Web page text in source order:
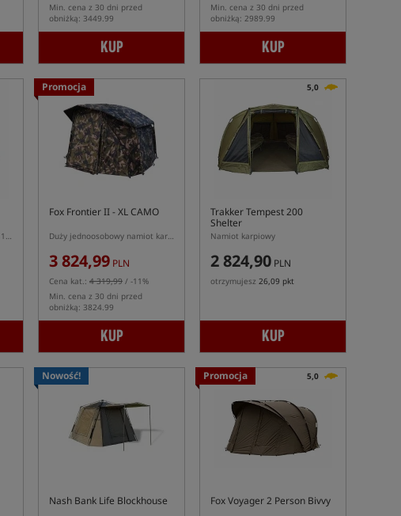
Min. cena z 30 dni przed
obniżką: 3449.99
KUP
Min. cena z 30 dni przed
obniżką: 2989.99
KUP
Namiot karpiowy Tempest RS 100 w kolorze kamuflażu
Promocja
Fox Frontier II - XL CAMO
Duży jednoosobowy namiot karpiowy w kolorze kamuflażu
3 824,99 PLN
Cena kat.: 4 319,99 / -11%
Min. cena z 30 dni przed
obniżką: 3824.99
KUP
5,0
Trakker Tempest 200
Shelter
Namiot karpiowy
2 824,90 PLN
otrzymujesz 26,09 pkt
KUP
Nowość!
Nash Bank Life Blockhouse
Promocja 5,0
Fox Voyager 2 Person Bivvy